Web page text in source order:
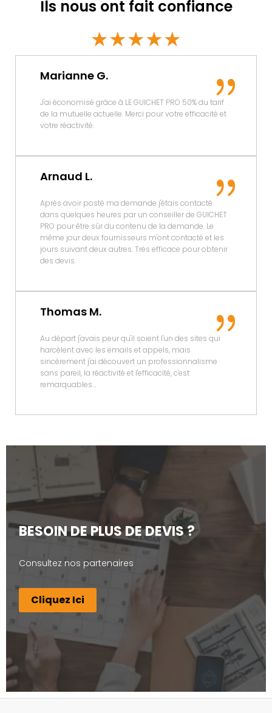
Ils nous ont fait confiance
☆☆☆☆☆
Marianne G.
J'ai économisé grâce à LE GUICHET PRO 50% du tarif
de la mutuelle actuelle. Merci pour votre efficacité et
votre réactivité.
Arnaud L.
Après avoir posté ma demande j'étais contacté
dans quelques heures par un conseiller de GUICHET
PRO pour être sûr du contenu de la demande. Le
même jour deux fournisseurs m'ont contacté et les
jours suivant deux autres. Très efficace pour obtenir
des devis.
Thomas M.
Au départ j'avais peur qu'il soient l'un des sites qui
harcèlent avec les emails et appels, mais
sincèrement j'ai découvert un professionnalisme
sans pareil, la réactivité et l'efficacité, c'est
remarquables...
BESOIN DE PLUS DE DEVIS ?
Consultez nos partenaires
Cliquez Ici